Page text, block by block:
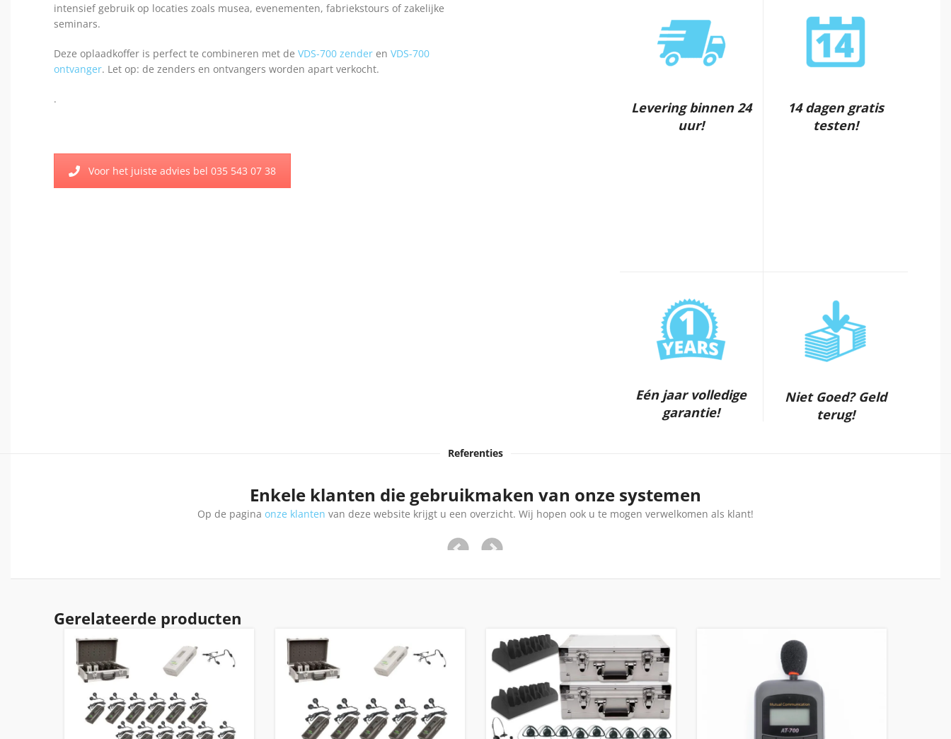
intensief gebruik op locaties zoals musea, evenementen, fabriekstours of zakelijke
seminars.
Deze oplaadkoffer is perfect te combineren met de VDS-700 zender en VDS-700
ontvanger. Let op: de zenders en ontvangers worden apart verkocht.
.
Voor het juiste advies bel 035 543 07 38
Levering binnen 24
uur!
14 dagen gratis
testen!
Eén jaar volledige
garantie!
Niet Goed? Geld
terug!
Referenties
Enkele klanten die gebruikmaken van onze systemen
Op de pagina onze klanten van deze website krijgt u een overzicht. Wij hopen ook u te mogen verwelkomen als klant!
Gerelateerde producten